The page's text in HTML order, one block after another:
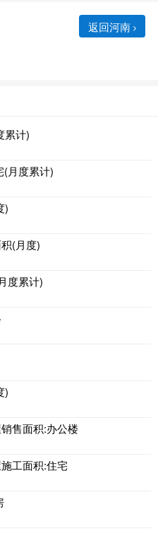
返回河南
累计)
(月度累计)
)
(月度)
度累计)
)
售面积:办公楼
工面积:住宅